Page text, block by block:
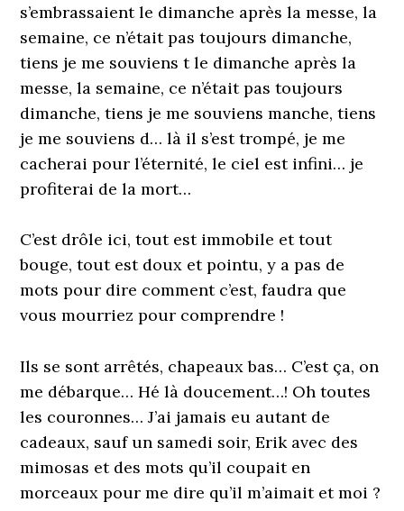
s’embrassaient le dimanche après la messe, la
semaine, ce n’était pas toujours dimanche,
tiens je me souviens t le dimanche après la
messe, la semaine, ce n’était pas toujours
dimanche, tiens je me souviens manche, tiens
je me souviens d… là il s’est trompé, je me
cacherai pour l’éternité, le ciel est infini… je
profiterai de la mort…
C’est drôle ici, tout est immobile et tout
bouge, tout est doux et pointu, y a pas de
mots pour dire comment c’est, faudra que
vous mourriez pour comprendre !
Ils se sont arrêtés, chapeaux bas… C’est ça, on
me débarque… Hé là doucement…! Oh toutes
les couronnes… J’ai jamais eu autant de
cadeaux, sauf un samedi soir, Erik avec des
mimosas et des mots qu’il coupait en
morceaux pour me dire qu’il m’aimait et moi ?